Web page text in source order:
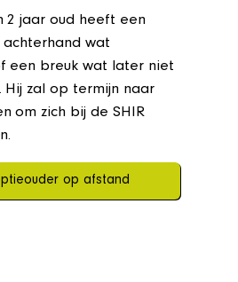
2 jaar oud heeft een
wat
een breuk wat later niet
Hij zal op termijn naar
om zich bij de SHIR
op afstand